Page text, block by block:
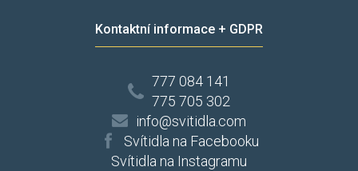
Kontaktní informace + GDPR
777 084 141
775 705 302
info@svitidla.com
Svítidla na Facebooku
Svítidla na Instagramu